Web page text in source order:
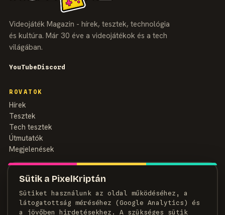
Sütik a PixelKriptán
Sütiket használunk az oldal működéséhez, a
látogatottság méréséhez (Google Analytics) és
a jövőben hirdetésekhez. A szükséges sütik
Videojáték Magazin - hírek, tesztek, technológia
és kultúra. Már 30 éve a videojátékok és a tech
világában.
YouTubeDiscord
ROVATOK
Hírek
Tesztek
Tech tesztek
Útmutatók
Megjelenések
MAGAZIN
Szerzők
Médiaajánlat